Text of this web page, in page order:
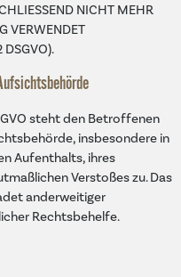
NICHT MEHR
VERWENDET
DSGVO).
steht den Betroffenen
insbesondere in
Aufenthalts, ihres
Verstoßes zu. Das
anderweitiger
Rechtsbehelfe.